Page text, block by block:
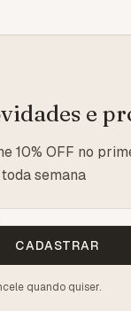
e
10% OFF no
semana
CADASTRAR
quando quiser.